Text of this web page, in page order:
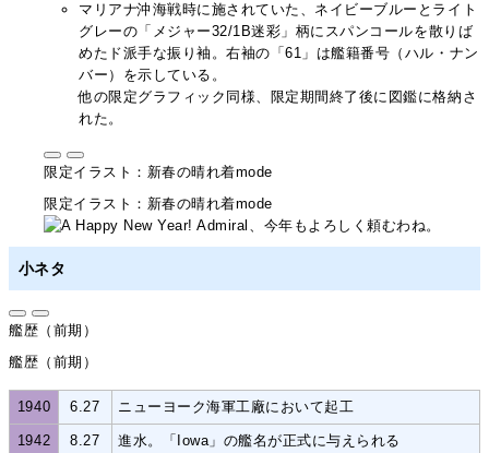
マリアナ沖海戦時に施されていた、ネイビーブルーとライト
グレーの「メジャー32/1B迷彩」柄にスパンコールを散りば
めたド派手な振り袖。右袖の「61」は艦籍番号（ハル・ナン
バー）を示している。
他の限定グラフィック同様、限定期間終了後に図鑑に格納さ
れた。
限定イラスト：新春の晴れ着mode
限定イラスト：新春の晴れ着mode
小ネタ
艦歴（前期）
艦歴（前期）
1940 6.27 ニューヨーク海軍工廠において起工
1942 8.27 進水。「Iowa」の艦名が正式に与えられる